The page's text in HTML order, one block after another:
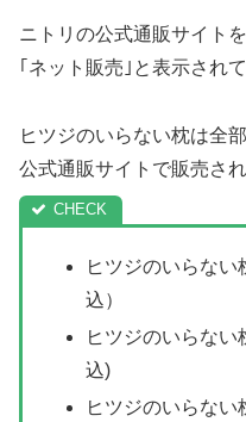
ニトリの公式通販サイト
｢ネット販売｣と表示され
ヒツジのいらない枕は全
公式通販サイトで販売さ
ヒツジのいらな
込）
ヒツジのいらな
込)
ヒツジのいらな